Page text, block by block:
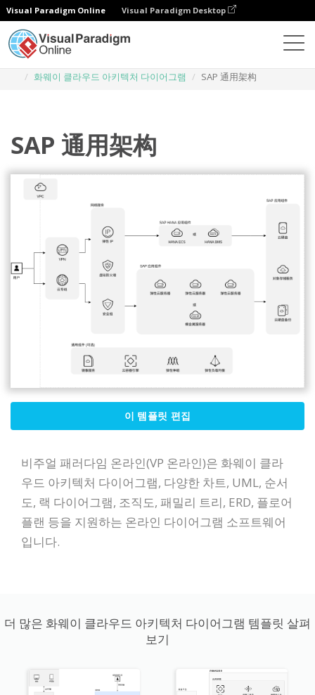
Visual Paradigm Online Visual Paradigm Desktop
화웨이 클라우드 아키텍처 다이어그램
SAP 通用架构
SAP 通用架构
이 템플릿 편집
비주얼 패러다임 온라인(VP 온라인)은 화웨이 클라
우드 아키텍처 다이어그램, 다양한 차트, UML, 순서
도, 랙 다이어그램, 조직도, 패밀리 트리, ERD, 플로어
플랜 등을 지원하는 온라인 다이어그램 소프트웨어
입니다.
더 많은 화웨이 클라우드 아키텍처 다이어그램 템플릿 살펴
보기